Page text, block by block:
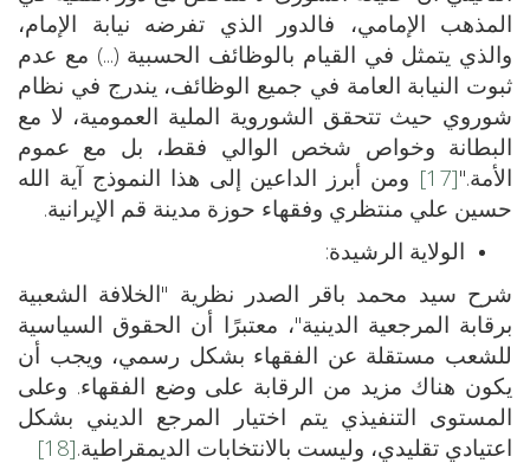
المذهب الإمامي، فالدور الذي تفرضه نيابة الإمام،
والذي يتمثل في القيام بالوظائف الحسبية (...) مع عدم
ثبوت النيابة العامة في جميع الوظائف، يندرج في نظام
شوروي حيث تتحقق الشوروية الملية العمومية، لا مع
البطانة وخواص شخص الوالي فقط، بل مع عموم
الأمة."[17]
ومن أبرز الداعين إلى هذا النموذج آية الله
حسين علي منتظري وفقهاء حوزة مدينة قم الإيرانية.
الولاية الرشيدة:
شرح سيد محمد باقر الصدر نظرية "الخلافة الشعبية
برقابة المرجعية الدينية"، معتبرًا أن الحقوق السياسية
للشعب مستقلة عن الفقهاء بشكل رسمي، ويجب أن
يكون هناك مزيد من الرقابة على وضع الفقهاء. وعلى
المستوى التنفيذي يتم اختيار المرجع الديني بشكل
اعتيادي تقليدي، وليست بالانتخابات الديمقراطية.[18]